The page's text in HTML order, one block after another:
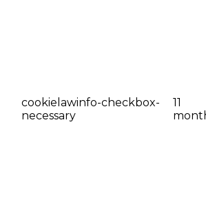
cookielawinfo-checkbox-
necessary
11